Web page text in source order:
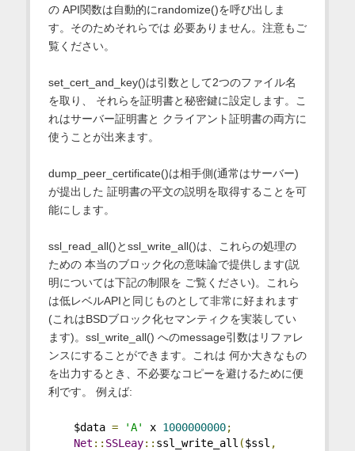
の API関数は自動的にrandomize()を呼び出しま
す。そのためそれらでは 必要ありません。注意もご
覧ください。
set_cert_and_key()は引数として2つのファイル名
を取り、 それらを証明書と秘密鍵に設定します。こ
れはサーバー証明書と クライアント証明書の両方に
使うことが出来ます。
dump_peer_certificate()は相手側(通常はサーバー)
が提出した 証明書の平文の説明を取得することを可
能にします。
ssl_read_all()とssl_write_all()は、これらの処理の
ための 本当のブロック化の意味論で提供します(説
明については下記の制限を ご覧ください)。これら
は低レベルAPIと同じものとして非常に好まれます
(これはBSDブロック化セマンティクを実装してい
ます)。ssl_write_all() へのmessage引数はリファレ
ンスにすることができます。これは 何か大きなもの
を出力するとき、不必要なコピーを避けるために便
利です。 例えば:
$data = 'A' x 1000000000;
Net :: SSLeay:: ssl_write_all ($ssl ,